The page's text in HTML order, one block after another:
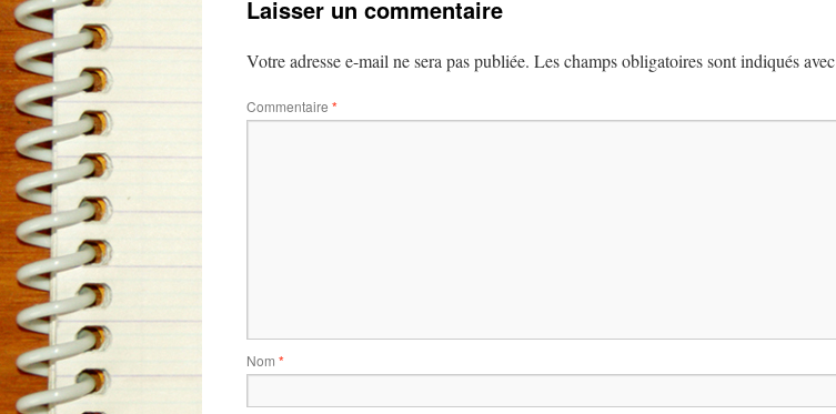
Laisser un commentaire
Votre adresse e-mail ne sera pas publiée. Les champs obligatoires sont indiqués avec
Commentaire *
Nom *